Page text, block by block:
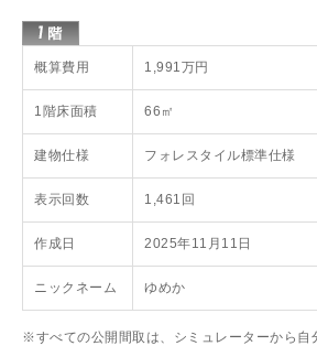
概算費用 1,991万円
1階床面積 66㎡
建物仕様 フォレスタイル標準仕様
表示回数 1,461回
作成日 2025年11月11日
ニックネーム ゆめか
※すべての公開間取は、シミュレーターから自